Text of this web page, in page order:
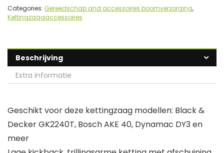
Categories: Gereedschap and accessoires boomverzorging,
Kettingzaagaccessoires
Beschrijving
Extra informatie
Geschikt voor deze kettingzaag modellen: Black &
Decker GK2240T, Bosch AKE 40, Dynamac DY3 en
meer